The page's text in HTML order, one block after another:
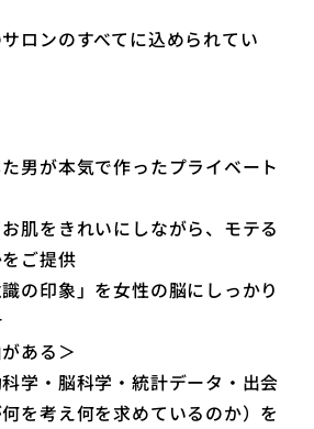
ロンのすべてに込められてい
た男が本気で作ったプライベート
肌をきれいにしながら、モテる
ご提供
の印象」を女性の脳にしっかり
ある＞
学・脳科学・統計データ・出会
を考え何を求めているのか）を